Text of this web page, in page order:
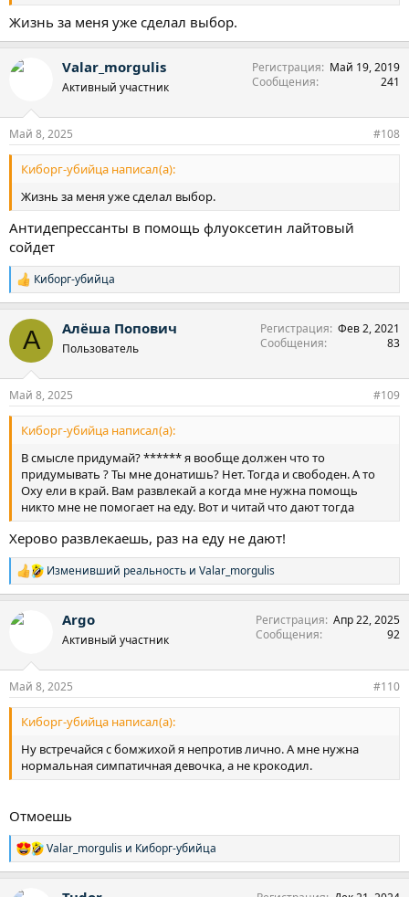
Жизнь за меня уже сделал выбор.
Valar_morgulis
Активный участник
Регистрация
Май 19, 2019
Сообщения
241
Май 8, 2025 #108
Киборг-убийца написал(а):
Жизнь за меня уже сделал выбор.
Антидепрессанты в помощь флуоксетин лайтовый
сойдет
Р
е
к
и
Киборг-убийца
А Алёша Попович
Пользователь
Регистрация Фев 2, 2021
Сообщения
83
Май 8, 2025 #109
Киборг-убийца написал(а):
В смысле придумай? ****** я вообще должен что то
придумывать ? Ты мне донатишь? Нет. Тогда и свободен. А то
Оху ели в край. Вам развлекай а когда мне нужна помощь
никто мне не помогает на еду. Вот и читай что дают тогда
Херово развлекаешь, раз на еду не дают!
Р
е
к
Изменивший реальность и Valar_morgulis
Argo
Активный участник
Регистрация Апр 22, 2025
Сообщения
92
Май 8, 2025 #110
Киборг-убийца написал(а):
Ну встречайся с бомжихой я непротив лично. А мне нужна
нормальная симпатичная девочка, а не крокодил.
Отмоешь
Р
е
Valar_morgulis и Киборг-убийца